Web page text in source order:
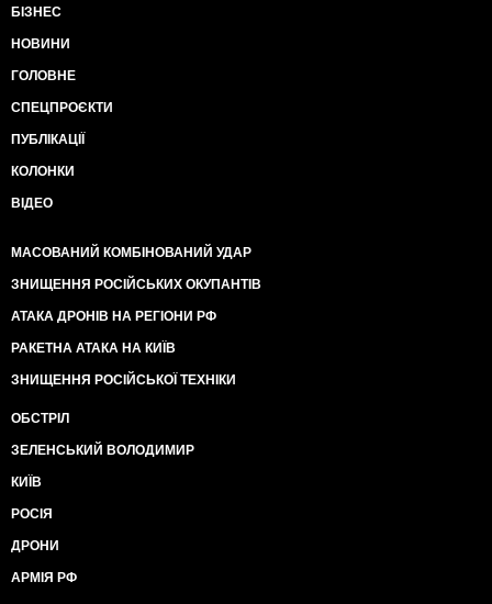
БІЗНЕС
НОВИНИ
ГОЛОВНЕ
СПЕЦПРОЄКТИ
ПУБЛІКАЦІЇ
КОЛОНКИ
ВІДЕО
МАСОВАНИЙ КОМБІНОВАНИЙ УДАР
ЗНИЩЕННЯ РОСІЙСЬКИХ ОКУПАНТІВ
АТАКА ДРОНІВ НА РЕГІОНИ РФ
РАКЕТНА АТАКА НА КИЇВ
ЗНИЩЕННЯ РОСІЙСЬКОЇ ТЕХНІКИ
ОБСТРІЛ
ЗЕЛЕНСЬКИЙ ВОЛОДИМИР
КИЇВ
РОСІЯ
ДРОНИ
АРМІЯ РФ